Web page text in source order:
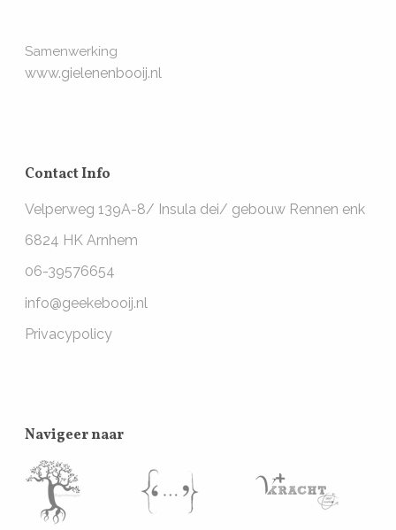
Samenwerking
www.gielenenbooij.nl
Contact Info
Velperweg 139A-8/ Insula dei/ gebouw Rennen enk
6824 HK Arnhem
06-39576654
info@geekebooij.nl
Privacypolicy
Navigeer naar